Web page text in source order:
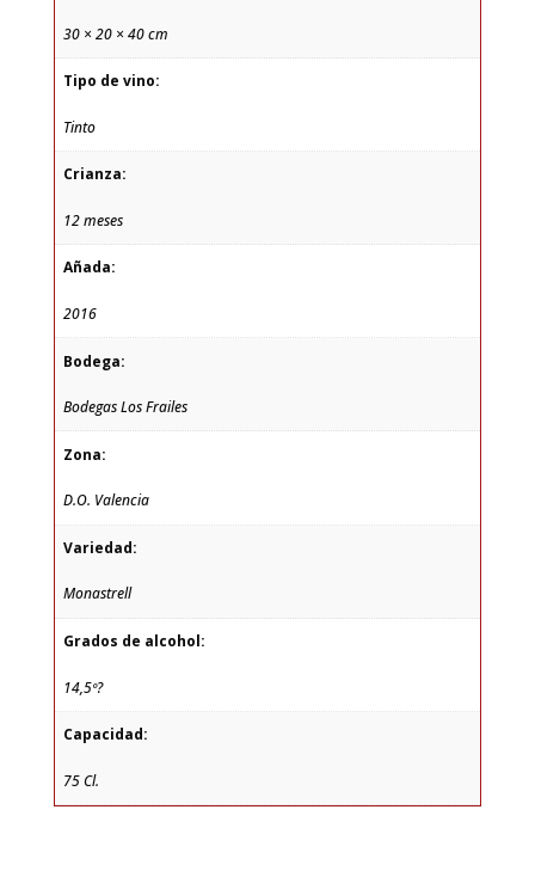
30 × 20 × 40 cm
Tipo de vino:
Tinto
Crianza:
12 meses
Añada:
2016
Bodega:
Bodegas Los Frailes
Zona:
D.O. Valencia
Variedad:
Monastrell
Grados de alcohol:
14,5º?
Capacidad:
75 Cl.